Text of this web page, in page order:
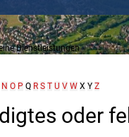
Dienstleistungen
N O P Q R S T U V W X Y Z
oder